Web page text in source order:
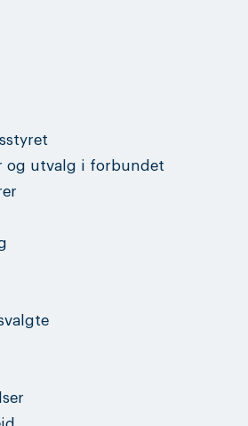
og utvalg i forbundet